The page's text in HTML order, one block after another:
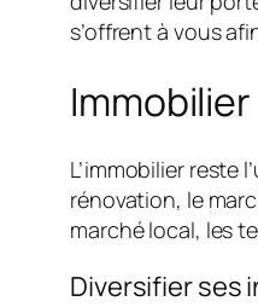
s’offrent à vous
L’immobilier reste
rénovation, le
marché local, les
Diversifier ses